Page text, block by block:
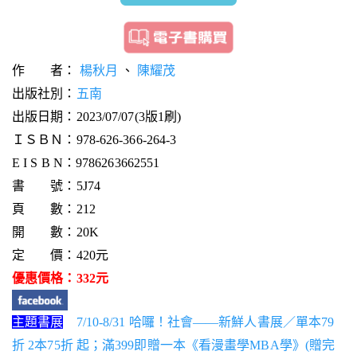
作 者： 楊秋月 、
陳耀茂
出版社別： 五南
出版日期：2023/07/07(3版1刷)
ＩＳＢＮ：978-626-366-264-3
E I S B N：9786263662551
書 號：5J74
頁 數：212
開 數：20K
定 價：420元
優惠價格：332元
主題書展
7/10-8/31 哈囉！社會——新鮮人書展／單本79
折 2本75折 起；滿399即贈一本《看漫畫學MBA學》(贈完